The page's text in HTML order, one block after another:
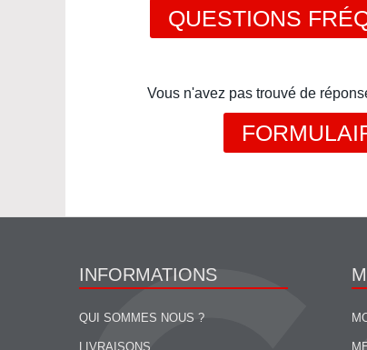
QUESTIONS
Vous n'avez pas trouvé de
INFORMATIONS
QUI SOMMES NOUS ?
LIVRAISONS